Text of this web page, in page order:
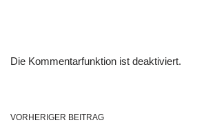
Die Kommentarfunktion ist deaktiviert.
VORHERIGER BEITRAG